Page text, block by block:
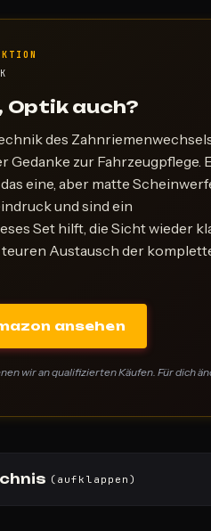
Optik auch?
des
Gedanke zur Fahrzeugpflege.
eine, aber matte
und sind ein
Set hilft, die Sicht wieder
teuren Austausch der
ansehen
wir an qualifizierten Käufen. Für dich
(aufklappen)